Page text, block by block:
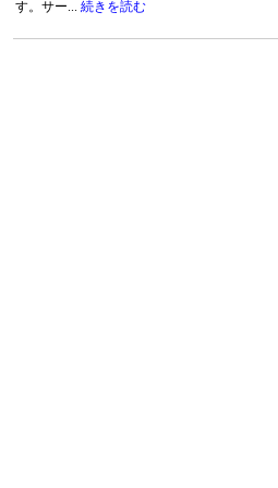
す。サー... 続きを読む